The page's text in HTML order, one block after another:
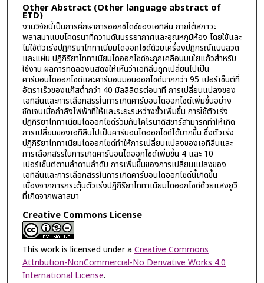
Other Abstract (Other language abstract of
ETD)
งานวิจัยนี้เป็นการศึกษาการออกซิไดซ์ของเอทิลีน ภายใต้สภาวะ
พลาสมาแบบโคดรนาที่ความดันบรรยากาศและอุณหภูมิห้อง โดยใช้และ
ไม่ใช้ตัวเร่งปฏิกิริยาไททาเนียมไดออกไซด์ด้วยเครื่องปฏิกรณ์แบบลวด
และแผ่น ปฏิกิริยาไททาเนียมไดออกไซด์จะถูกเคลือนบนใยแก้วสำหรับ
ใช้งาน ผลการทดลองแสดงให้เห็นว่าเอทิลีนถูกเปลี่ยนไปเป็น
คาร์บอนไดออกไซด์และคาร์บอนมอนออกไซด์มากกว่า 95 เปอร์เซ็นต์ที่
อัตราเร็วของแก๊สต่ำกว่า 40 มิลลิลิตรต่อนาที การเปลี่ยนแปลงของ
เอทิลีนและการเลือกสรรในการเกิดคาร์บอนไดออกไซด์เพิ่มขึ้นอย่าง
ชัดเจนเมื่อกำลังไฟฟ้าที่ให้และระยะระหว่างขั้วเพิ่มขึ้น การใช้ตัวเร่ง
ปฏิกิริยาไททาเนียมไดออกไซด์ร่วมกับโคโรนาดิสชาร์สามารภทำให้เกิด
การเปลี่ยนของเอทิลีนไปเป็นคาร์บอนไดออกไซด์ได้มากขึ้น ซึ่งตัวเร่ง
ปฏิกิริยาไททาเนียมไดออกไซด์ทำให้การเปลี่ยนแปลงของเอทิลีนและ
การเลือกสรรในการเกิดคาร์บอนไดออกไซด์เพิ่มขึ้น 4 และ 10
เปอร์เซ็นต์ตามลำดามลำดับ การเพิ่มขึ้นของการเปลี่ยนแปลงของ
เอทิลีนและการเลือกสรรในการเกิดคาร์บอนไดออกไซด์นี้เกิดขึ้น
เนื่องจากการกระตุ้นตัวเร่งปฏิกิริยาไททาเนียมไดออกไซด์ด้วยแสงยูวี
ที่เกิดจากพลาสมา
Creative Commons License
This work is licensed under a Creative Commons
Attribution-NonCommercial-No Derivative Works 4.0
International License.